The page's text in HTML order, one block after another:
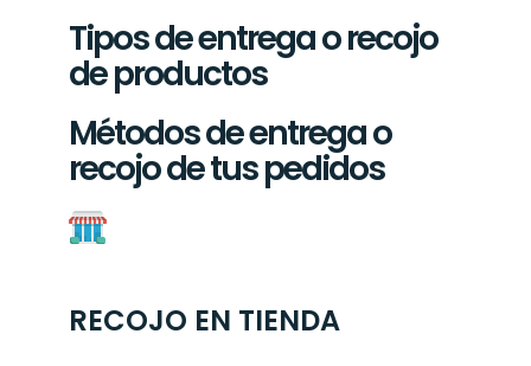
Tipos de entrega o recojo
de productos
Métodos de entrega o
recojo de tus pedidos
RECOJO EN TIENDA